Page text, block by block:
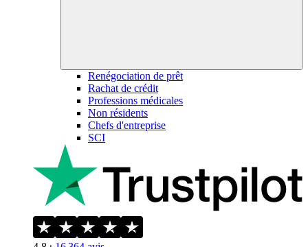
Renégociation de prêt
Rachat de crédit
Professions médicales
Non résidents
Chefs d'entreprise
SCI